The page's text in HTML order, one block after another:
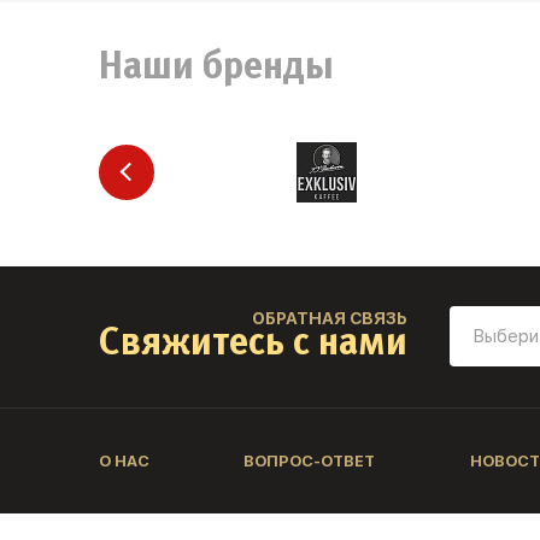
Наши бренды
ОБРАТНАЯ СВЯЗЬ
Свяжитесь с нами
О НАС ВОПРОС-ОТВЕТ